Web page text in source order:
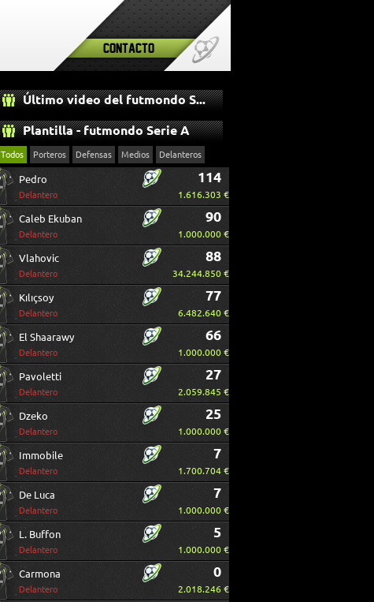
Contacto
Último video del futmondo Serie A
Plantilla - futmondo Serie A
Todos Porteros Defensas Medios Delanteros
Pedro
Delantero
114
1.616.303 €
Caleb Ekuban
Delantero
90
1.000.000 €
Vlahovic
Delantero
88
34.244.850 €
Kılıçsoy
Delantero
77
6.482.640 €
El Shaarawy
Delantero
66
1.000.000 €
Pavoletti
Delantero
27
2.059.845 €
Dzeko
Delantero
25
1.000.000 €
Immobile
Delantero
7
1.700.704 €
De Luca
Delantero
7
1.000.000 €
L. Buffon
Delantero
5
1.000.000 €
Carmona
Delantero
0
2.018.246 €